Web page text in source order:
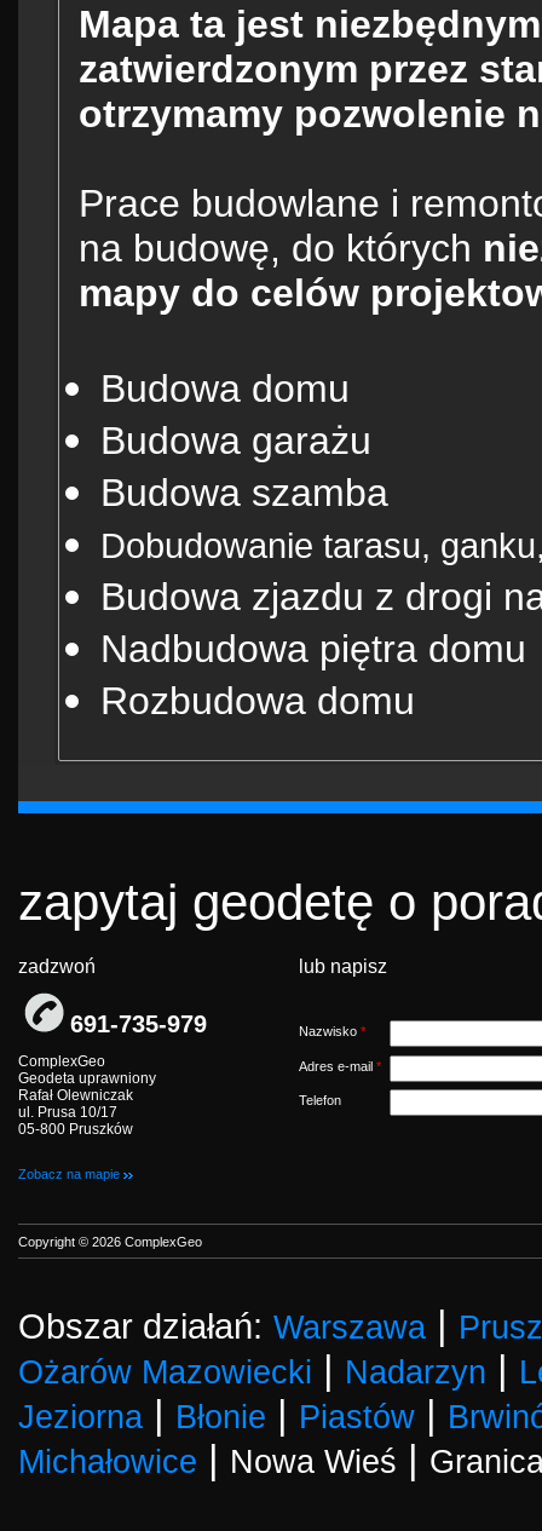
Mapa ta jest
zatwierdzonym przez
otrzymamy pozwolenie
Prace budowlane i
na budowę, do których
mapy do celów
Budowa domu
Budowa garażu
Budowa szamba
Dobudowanie tarasu,
Budowa zjazdu z drogi
Nadbudowa piętra domu
Rozbudowa domu
zapytaj geodetę o
zadzwoń
691-735-979
ComplexGeo
Geodeta uprawniony
Rafał Olewniczak
ul. Prusa 10/17
05-800 Pruszków
Zobacz na mapie
lub napisz
Nazwisko *
Adres e-mail *
Telefon
Copyright © 2026 ComplexGeo
Obszar działań: Warszawa
Ożarów Mazowiecki
Nadarzyn
Jeziorna
Błonie Piastów
Michałowice
Nowa Wieś